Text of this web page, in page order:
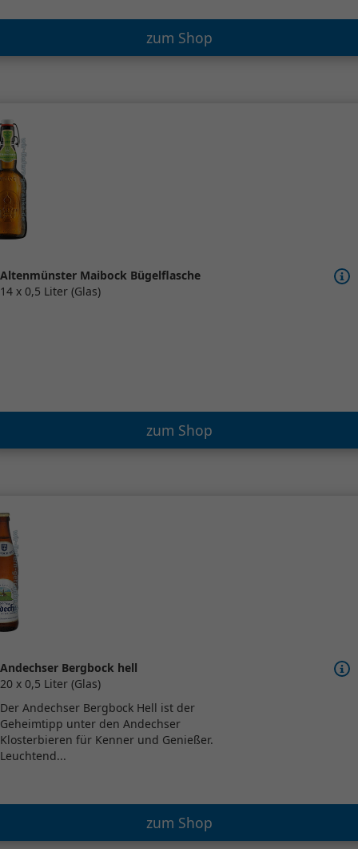
zum Shop
Altenmünster Maibock Bügelflasche
14 x 0,5 Liter (Glas)
zum Shop
Andechser Bergbock hell
20 x 0,5 Liter (Glas)
Der Andechser Bergbock Hell ist der
Geheimtipp unter den Andechser
Klosterbieren für Kenner und Genießer.
Leuchtend...
zum Shop